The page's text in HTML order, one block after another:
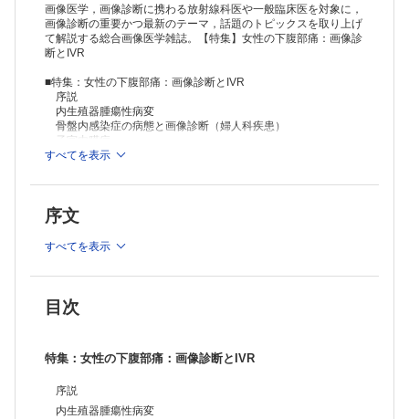
［第1回］山梨大学：山梨大学放射線科における入局者増加のための努
力
連載
・頭蓋病変の画像診断［第9回］
・悪性リンパ腫の"appearances"［第4回］
肝・胆・膵
・特集アドバンストコース［Vol.33，12月号特集］
中枢神経系の新たな疾患カテゴリーとその画像所見
画像医学，画像診断に携わる放射線科医や一般臨床医を対象に，
画像診断の重要かつ最新のテーマ，話題のトピックスを取り上げ
て解説する総合画像医学雑誌。【特集】女性の下腹部痛：画像診
断とIVR
■特集：女性の下腹部痛：画像診断とIVR
序説
内生殖器腫瘍性病変
骨盤内感染症の病態と画像診断（婦人科疾患）
子宮内膜症
ほか
すべてを表示
序文
すべてを表示
目次
特集：女性の下腹部痛：画像診断とIVR
序説
内生殖器腫瘍性病変